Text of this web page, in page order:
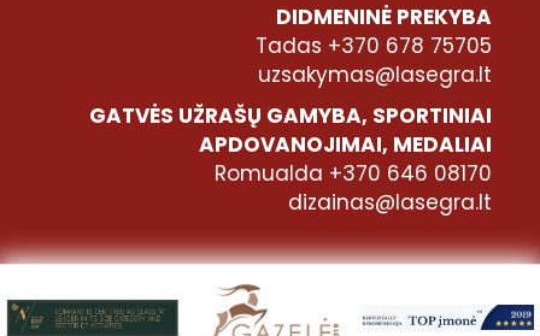
DIDMENINĖ PREKYBA
Tadas +370 678 75705
uzsakymas@lasegra.lt
GATVĖS UŽRAŠŲ GAMYBA, SPORTINIAI
APDOVANOJIMAI, MEDALIAI
Romualda +370 646 08170
dizainas@lasegra.lt